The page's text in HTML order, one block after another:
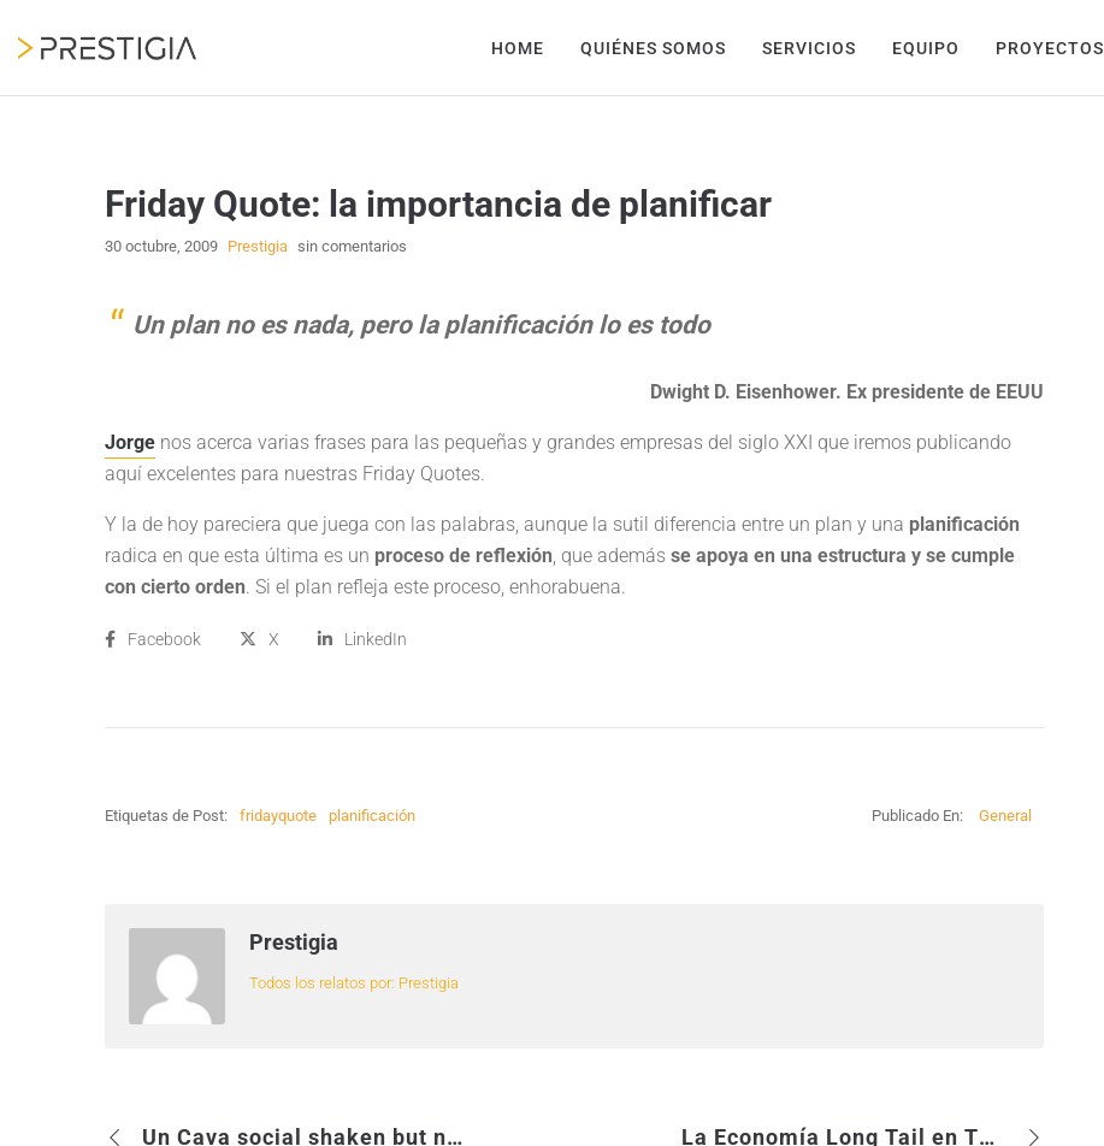
HOME QUIÉNES SOMOS SERVICIOS EQUIPO PROYECTOS
Friday Quote: la importancia de planificar
30 octubre, 2009 Prestigia sin comentarios
Un plan no es nada, pero la planificación lo es todo
Dwight D. Eisenhower. Ex presidente de EEUU
Jorge nos acerca varias frases para las pequeñas y grandes empresas del siglo XXI que iremos publicando
aquí excelentes para nuestras Friday Quotes.
Y la de hoy pareciera que juega con las palabras, aunque la sutil diferencia entre un plan y una planificación
radica en que esta última es un proceso de reflexión, que además se apoya en una estructura y se cumple
con cierto orden. Si el plan refleja este proceso, enhorabuena.
Facebook X LinkedIn
Etiquetas de Post: fridayquote planificación Publicado En: General
Prestigia
Todos los relatos por: Prestigia
Un Cava social shaken but not stirred ;-) La Economía Long Tail en The Monday Reading Club